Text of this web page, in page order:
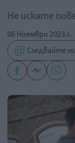
Не искате
06 Ноември 2023 г.
Следвайте